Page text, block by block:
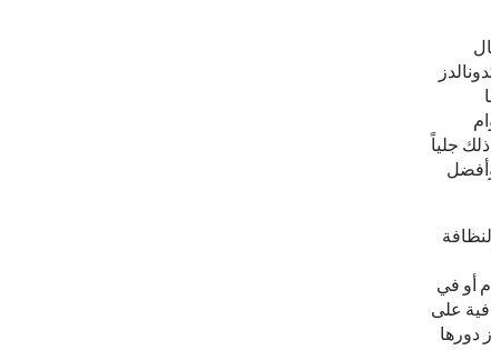
جلياً
وأفضل
والمشروبات، سواء أكان ذلك من خلال إطلاق منصّة "من حقك أن تعرف" عام 2015م أو في
على
دورها